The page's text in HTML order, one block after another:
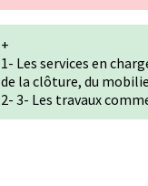
+
1- Les services en
de la clôture, du
2- 3- Les travaux